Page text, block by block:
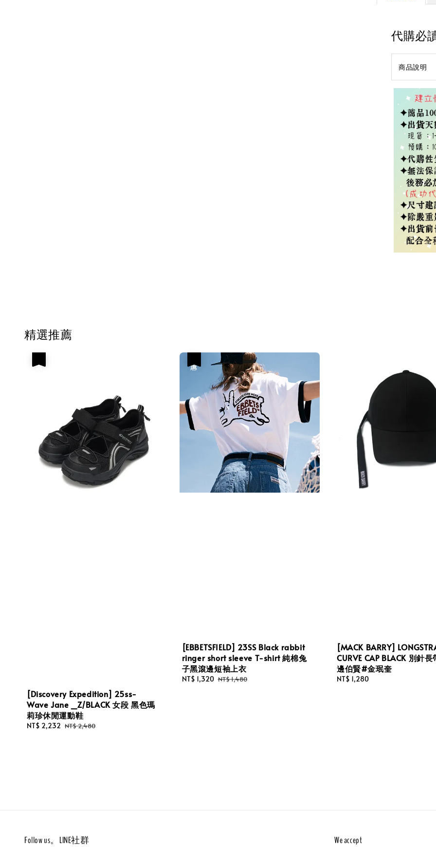
代購必
商品說明
精選推薦
[Discovery Expedition] 25ss-
Wave Jane _Z/BLACK 女段 黑色瑪
莉珍休閒運動鞋
Sale
NT$ 2,232 Regular
NT$ 2,480
[EBBETSFIELD] 23SS Black rabbit
ringer short sleeve T-shirt 純棉兔
子黑滾邊短袖上衣
Sale
NT$ 1,320 Regular
NT$ 1,480
[MACK BARRY]
CURVE CAP BLACK 別針
邊伯賢#金珉奎
Regular
NT$ 1,280
Follow us。LINE社群 We accept